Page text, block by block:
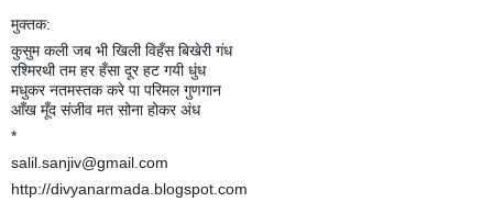
मुक्तक:
कुसुम कली जब भी खिली विहँस बिखेरी गंध
रश्मिरथी तम हर हँसा दूर हट गयी धुंध
मधुकर नतमस्तक करे पा परिमल गुणगान
आँख मूँद संजीव मत सोना होकर अंध
*
salil.sanjiv@gmail.com
http://divyanarmada.blogspot.com